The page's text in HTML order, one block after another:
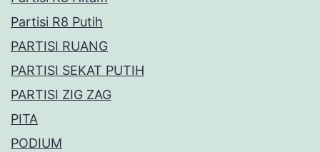
Partisi R8 Putih
PARTISI RUANG
PARTISI SEKAT PUTIH
PARTISI ZIG ZAG
PITA
PODIUM